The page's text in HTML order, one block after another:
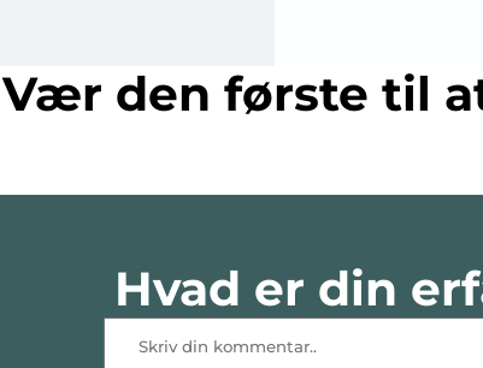
Vær den første til
Hvad er din